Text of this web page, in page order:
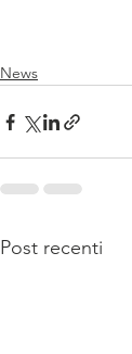
News
Post recenti